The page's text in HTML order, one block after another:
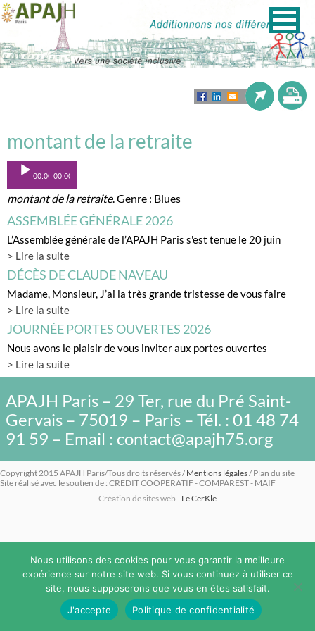
montant de la retraite
Lecteur
00:00 00:00
montant de la retraite. Genre : Blues
ASSEMBLÉE GÉNÉRALE 2026
L’Assemblée générale de l’APAJH Paris s'est tenue le 20 juin
> Lire la suite
DÉCÈS DE CLAUDE NAVEAU
Madame, Monsieur, J’ai la très grande tristesse de vous faire
> Lire la suite
JOURNÉE PORTES OUVERTES 2026
Nous avons le plaisir de vous inviter aux portes ouvertes
> Lire la suite
APAJH Paris – 29 Ter, rue du Pré Saint-
Gervais – 75019 – Paris – Tél. : 01 48 74
91 59 – Email : contact@apajh75.org
Copyright 2015 APAJH Paris/Tous droits réservés /Mentions légales/ Plan du site
Site réalisé avec le soutien de : CREDIT COOPERATIF - COMPAREST - MAIF
Création de sites web - Le CerKle
Nous utilisons des cookies pour vous garantir la meilleure
expérience sur notre site web. Si vous continuez à utiliser ce
site, nous supposerons que vous en êtes satisfait.
J'accepte
Politique de confidentialité